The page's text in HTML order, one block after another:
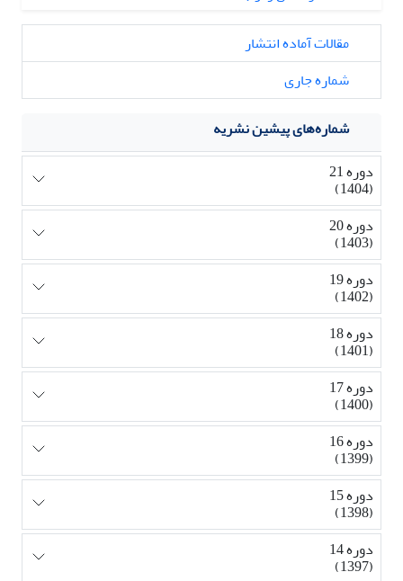
مقالات آماده انتشار
شماره جاری
شماره‌های پیشین نشریه
دوره 21
(1404)
دوره 20
(1403)
دوره 19
(1402)
دوره 18
(1401)
دوره 17
(1400)
دوره 16
(1399)
دوره 15
(1398)
دوره 14
(1397)